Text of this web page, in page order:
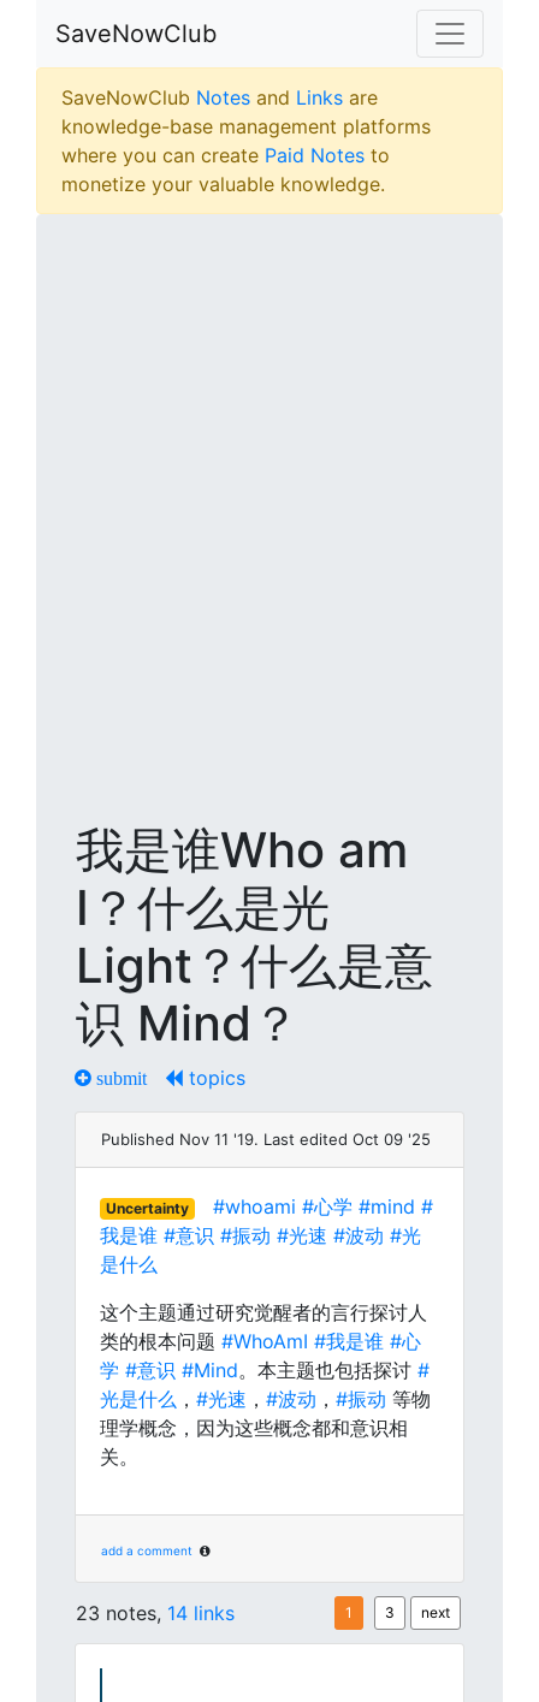
SaveNowClub
SaveNowClub Notes and Links are
knowledge-base management platforms
where you can create Paid Notes to
monetize your valuable knowledge.
我是谁Who am
I？什么是光
Light？什么是意
识 Mind？
submit topics
Published Nov 11 '19. Last edited Oct 09 '25
Uncertainty #whoami #心学 #mind #
我是谁 #意识 #振动 #光速 #波动 #光
是什么
这个主题通过研究觉醒者的言行探讨人
类的根本问题 #WhoAmI #我是谁 #心
学 #意识 #Mind。本主题也包括探讨 #
光是什么 ， #光速 ， #波动 ， #振动 等物
理学概念，因为这些概念都和意识相
关。
add a comment
23 notes, 14 links 1 3 next